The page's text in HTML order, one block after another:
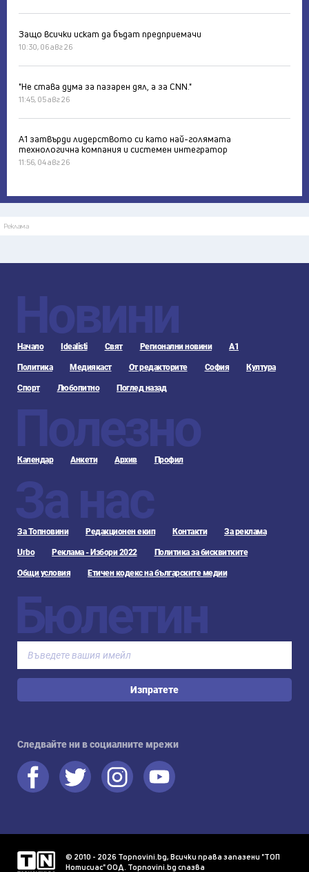
Защо всички искат да бъдат предприемачи
10:30, 06 авг 26
"Не става дума за пазарен дял, а за CNN."
11:45, 05 авг 26
А1 затвърди лидерството си като най-голямата
технологична компания и системен интегратор
11:56, 04 авг 26
Реклама
Новини
Начало Idealisti Свят Регионални новини А1
Политика Медиякаст От редакторите София Култура
Спорт Любопитно Поглед назад
Полезно
Календар Анкети Архив Профил
За нас
За Топновини Редакционен екип Контакти За реклама
Urbo Реклама - Избори 2022 Политика за бисквитките
Общи условия Етичен кодекс на българските медии
Бюлетин
Изпратете
Следвайте ни в социалните мрежи
© 2010 - 2026 Topnovini.bg, Всички права запазени "ТОП
Нотисиас" ООД. Topnovini.bg спазва